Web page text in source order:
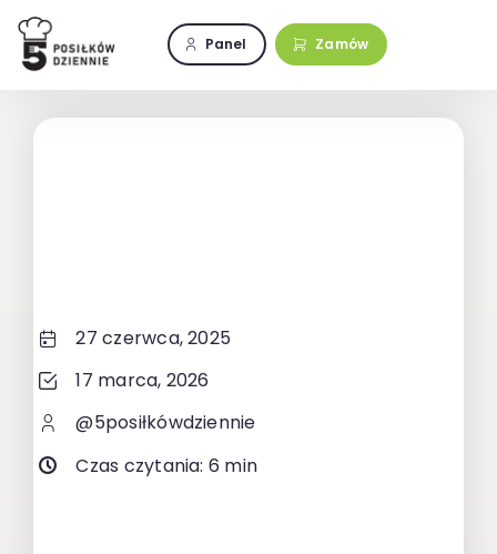
Przejdź
zawartości
Panel Zamów
27 czerwca, 2025
17 marca, 2026
@5posiłkówdziennie
Czas czytania: 6 min